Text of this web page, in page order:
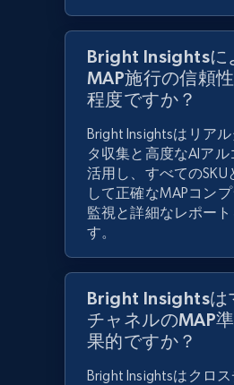
Bright Insightsに
MAP施行の信頼
程度ですか？
Bright Insightsはリア
タ収集と高度なAIアル
活用し、すべての
して正確なMAPコン
監視と詳細なレポート
す。
Bright Insightsは
チャネルのMAP
果的ですか？
Bright Insightsはクロ